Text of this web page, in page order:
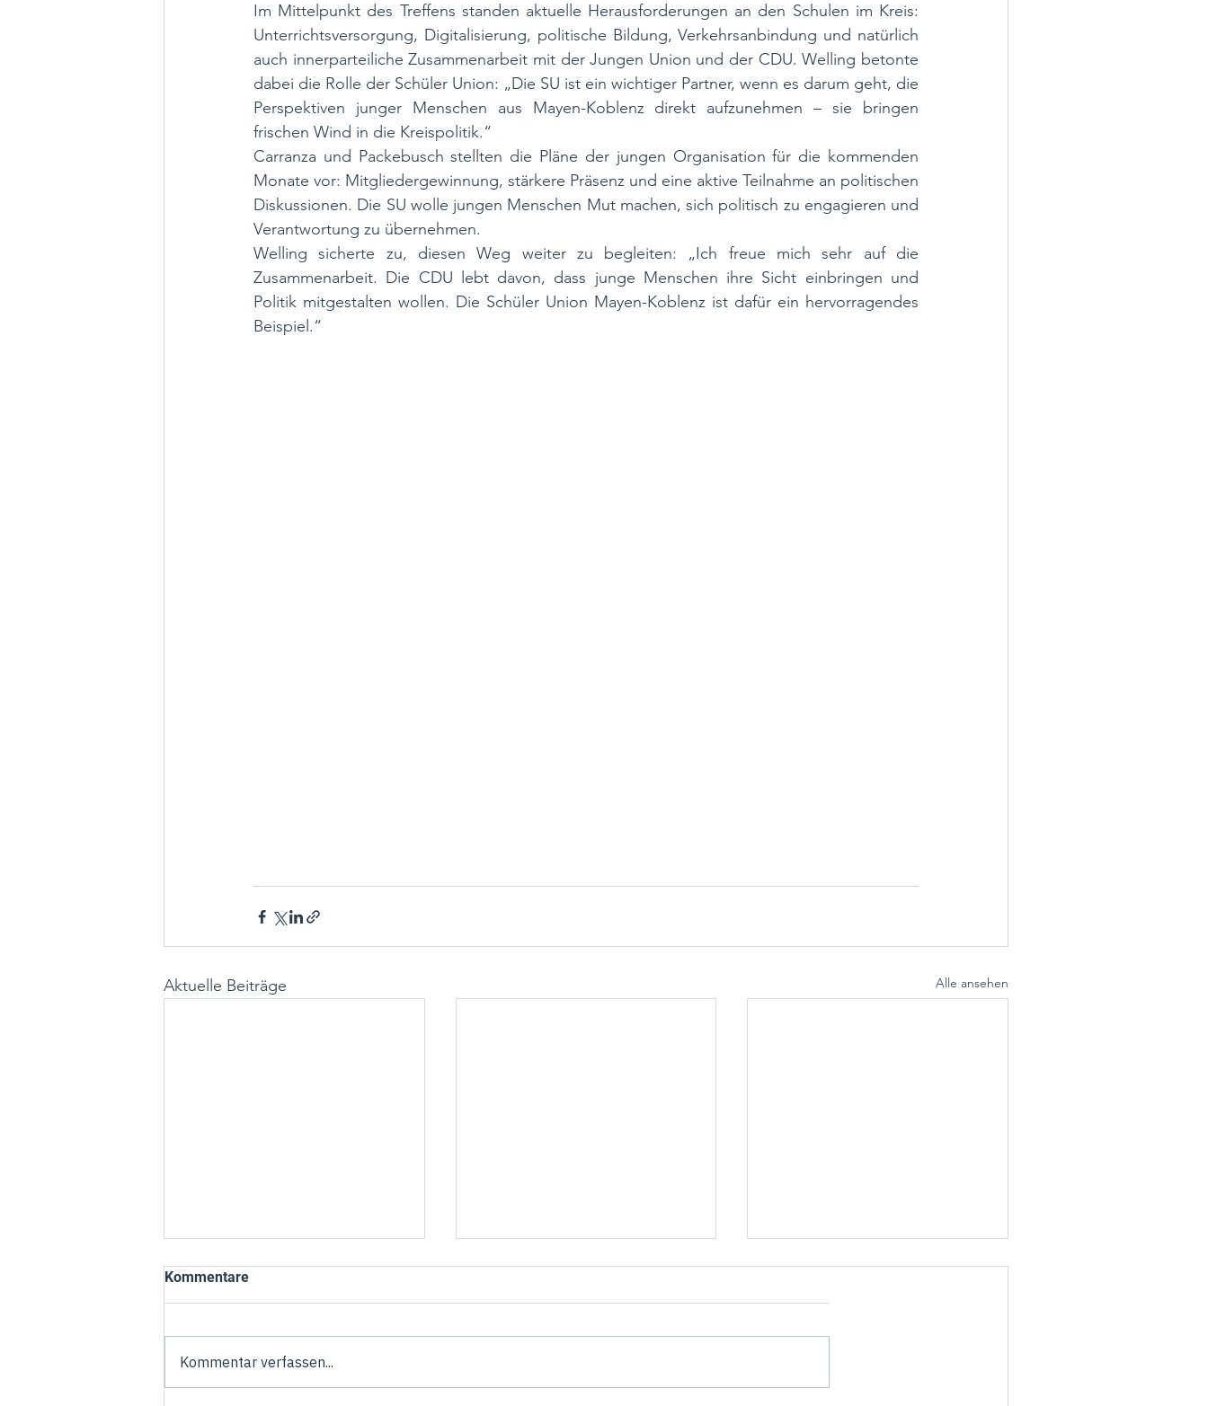
Im Mittelpunkt des Treffens standen aktuelle Herausforderungen an den Schulen im Kreis:
Unterrichtsversorgung, Digitalisierung, politische Bildung, Verkehrsanbindung und natürlich
auch innerparteiliche Zusammenarbeit mit der Jungen Union und der CDU. Welling betonte
dabei die Rolle der Schüler Union: „Die SU ist ein wichtiger Partner, wenn es darum geht, die
Perspektiven junger Menschen aus Mayen-Koblenz direkt aufzunehmen – sie bringen
frischen Wind in die Kreispolitik.“
Carranza und Packebusch stellten die Pläne der jungen Organisation für die kommenden
Monate vor: Mitgliedergewinnung, stärkere Präsenz und eine aktive Teilnahme an politischen
Diskussionen. Die SU wolle jungen Menschen Mut machen, sich politisch zu engagieren und
Verantwortung zu übernehmen.
Welling sicherte zu, diesen Weg weiter zu begleiten: „Ich freue mich sehr auf die
Zusammenarbeit. Die CDU lebt davon, dass junge Menschen ihre Sicht einbringen und
Politik mitgestalten wollen. Die Schüler Union Mayen-Koblenz ist dafür ein hervorragendes
Beispiel.“
Aktuelle Beiträge Alle ansehen
Kommentare
Kommentar verfassen...